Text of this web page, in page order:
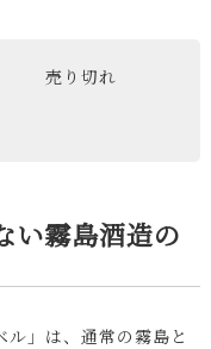
売り切れ
い霧島酒造の
」は、通常の霧島と